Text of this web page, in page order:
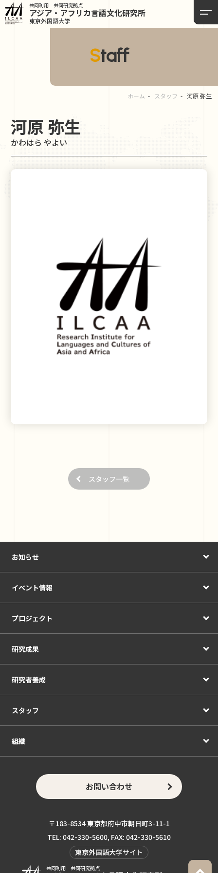
共同利用 共同研究拠点
アジア・アフリカ言語文化研究所
東京外国語大学
Staff
ホーム スタッフ 河原 弥生
河原 弥生
かわはら やよい
スタッフ一覧
お知らせ
イベント情報
プロジェクト
研究成果
研究者養成
スタッフ
組織
お問い合わせ
〒183-8534 東京都府中市朝日町3-11-1
TEL: 042-330-5600, FAX: 042-330-5610
東京外国語大学サイト
共同利用 共同研究拠点